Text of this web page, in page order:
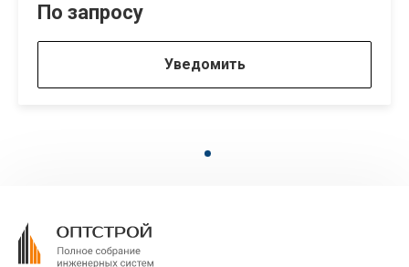
По запросу
Уведомить